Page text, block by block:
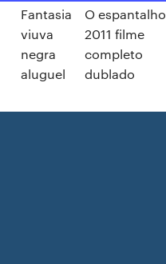
Fantasia
viuva
negra
aluguel
O espantalho
2011 filme
completo
dublado